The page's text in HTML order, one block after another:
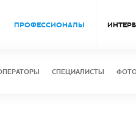
ПРОФЕССИОНАЛЫ
СПЕЦИАЛИСТЫ